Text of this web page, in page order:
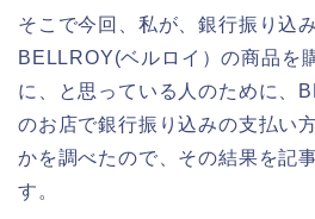
そこで今回、私が、銀行振り込
BELLROY(ベルロイ）の商品を
に、と思っている人のために、
のお店で銀行振り込みの支払い
かを調べたので、その結果を記
す。